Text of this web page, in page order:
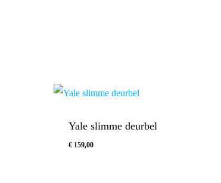
Yale slimme deurbel
€ 159,00